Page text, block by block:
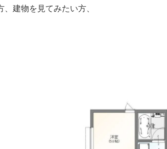
建物を見てみたい方、